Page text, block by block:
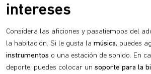
intereses
Considera las aficiones y pasatiempos del
la habitación. Si le gusta la música, puedes
instrumentos o una estación de sonido. En
deporte, puedes colocar un soporte para la